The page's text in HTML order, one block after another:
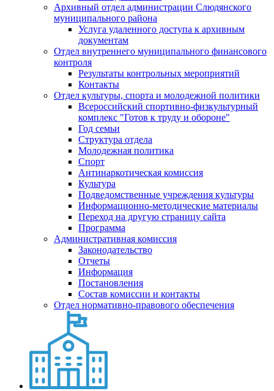
Архивный отдел администрации Слюдянского
муниципального района
Услуга удаленного доступа к архивным
документам
Отдел внутреннего муниципального финансового
контроля
Результаты контрольных мероприятий
Контакты
Отдел культуры, спорта и молодежной политики
Всероссийский спортивно-физкультурный
комплекс "Готов к труду и обороне"
Год семьи
Структура отдела
Молодежная политика
Спорт
Антинаркотическая комиссия
Культура
Подведомственные учреждения культуры
Информационно-методические материалы
Переход на другую страницу сайта
Программа
Административная комиссия
Законодательство
Отчеты
Информация
Постановления
Состав комиссии и контакты
Отдел нормативно-правового обеспечения